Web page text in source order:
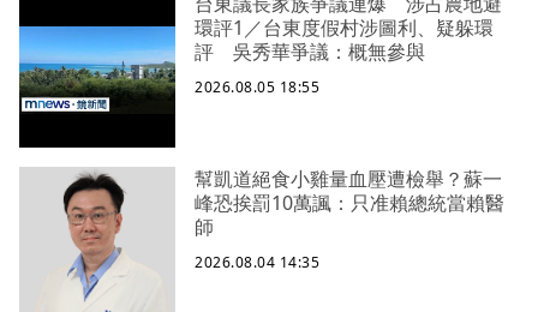
環評1／台東度假村涉圖利、疑躲環
評 吳秀華爭議：概無參與
2026.08.05 18:55
幫凱道絕食小雞量血壓遭檢舉？蘇一
峰恐挨罰10萬諷：只准賴總統當賴醫
師
2026.08.04 14:35